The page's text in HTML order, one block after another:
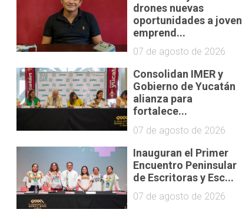
drones nuevas
oportunidades a joven
emprend...
07 de agosto de 2026
Consolidan IMER y
Gobierno de Yucatán
alianza para
fortalece...
07 de agosto de 2026
Inauguran el Primer
Encuentro Peninsular
de Escritoras y Esc...
07 de agosto de 2026